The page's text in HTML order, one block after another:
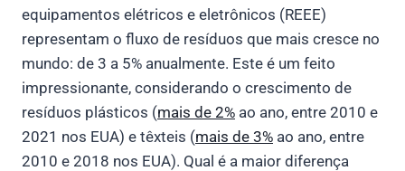
equipamentos elétricos e eletrônicos (REEE)
representam o fluxo de resíduos que mais cresce no
mundo: de 3 a 5% anualmente. Este é um feito
impressionante, considerando o crescimento de
resíduos plásticos (mais de 2% ao ano, entre 2010 e
2021 nos EUA) e têxteis (mais de 3% ao ano, entre
2010 e 2018 nos EUA). Qual é a maior diferença